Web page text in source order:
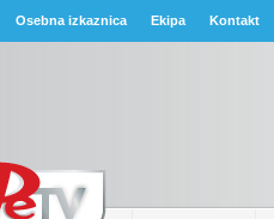
Osebna izkaznica Ekipa Kontakt